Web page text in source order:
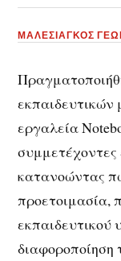
ΜΑΛΕΣΙΑΓΚΟΣ
εργαλεία
συμμετέχοντες
κατανοώντας
προετοιμασία,
εκπαιδευτικού
διαφοροποίηση